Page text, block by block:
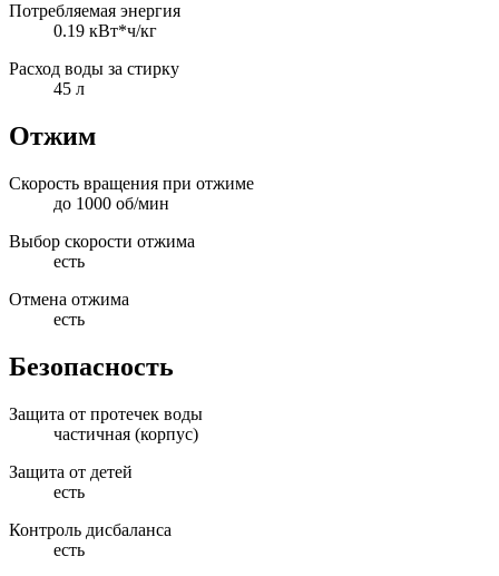
Потребляемая энергия
0.19 кВт*ч/кг
Расход воды за стирку
45 л
Отжим
Скорость вращения при отжиме
до 1000 об/мин
Выбор скорости отжима
есть
Отмена отжима
есть
Безопасность
Защита от протечек воды
частичная (корпус)
Защита от детей
есть
Контроль дисбаланса
есть